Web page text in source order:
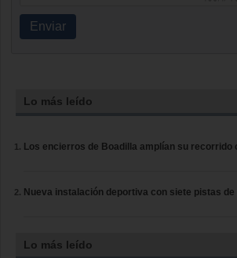
Enviar
Lo más leído
Los encierros de Boadilla amplían su recorrido
Nueva instalación deportiva con siete pistas de
Lo más leído